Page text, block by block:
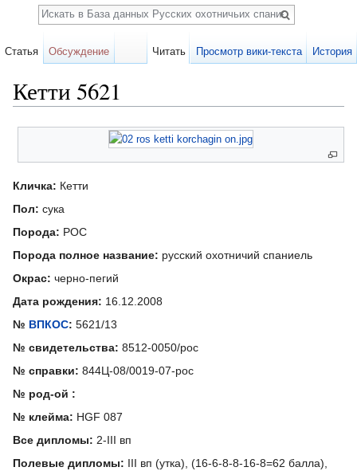
Кетти 5621
Карточка
Кличка: Кетти
Пол: сука
Порода: РОС
Порода полное название: русский охотничий спаниель
Окрас: черно-пегий
Дата рождения: 16.12.2008
№ ВПКОС: 5621/13
№ свидетельства: 8512-0050/рос
№ справки: 844Ц-08/0019-07-рос
№ род-ой :
№ клейма: HGF 087
Все дипломы: 2-III вп
Полевые дипломы: III вп (утка), (16-6-8-8-16-8=62 балла),
Статья Обсуждение Читать Просмотр вики-текста История
Поиск